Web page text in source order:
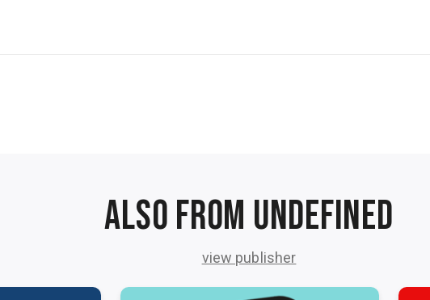
Also from undefined
view publisher